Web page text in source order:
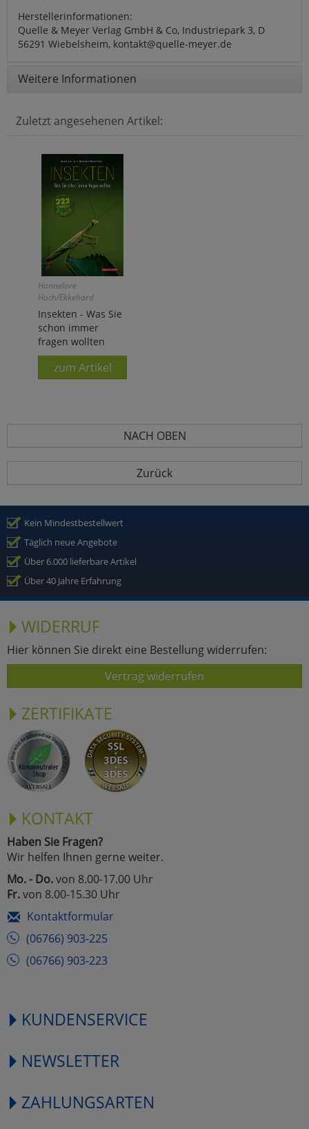
Herstellerinformationen:
Quelle & Meyer Verlag GmbH & Co, Industriepark 3, D
56291 Wiebelsheim, kontakt@quelle-meyer.de
Weitere Informationen
Zuletzt angesehenen Artikel:
Hannelore
Hoch/Ekkehard
Wachmann
Insekten - Was Sie
schon immer
fragen wollten
zum Artikel
NACH OBEN
Zurück
Kein Mindestbestellwert
Täglich neue Angebote
Über 6.000 lieferbare Artikel
Über 40 Jahre Erfahrung
WIDERRUF
Hier können Sie direkt eine Bestellung widerrufen:
Vertrag widerrufen
ZERTIFIKATE
KONTAKT
Haben Sie Fragen?
Wir helfen Ihnen gerne weiter.
Mo. - Do.von 8.00-17.00 Uhr
Fr.von 8.00-15.30 Uhr
Kontaktformular
(06766) 903-225
(06766) 903-223
KUNDENSERVICE
NEWSLETTER
ZAHLUNGSARTEN